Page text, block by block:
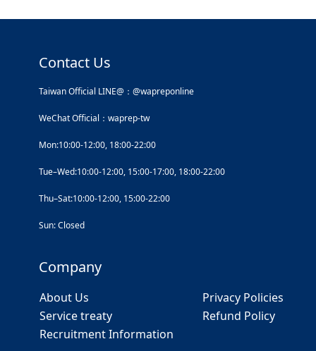
Contact Us
Taiwan Official LINE@：@wapreponline
WeChat Official：waprep-tw
Mon:10:00-12:00, 18:00-22:00
Tue–Wed:10:00-12:00, 15:00-17:00, 18:00-22:00
Thu–Sat:10:00-12:00, 15:00-22:00
Sun: Closed
Company
About Us
Privacy Policies
Service treaty
Refund Policy
Recruitment Information